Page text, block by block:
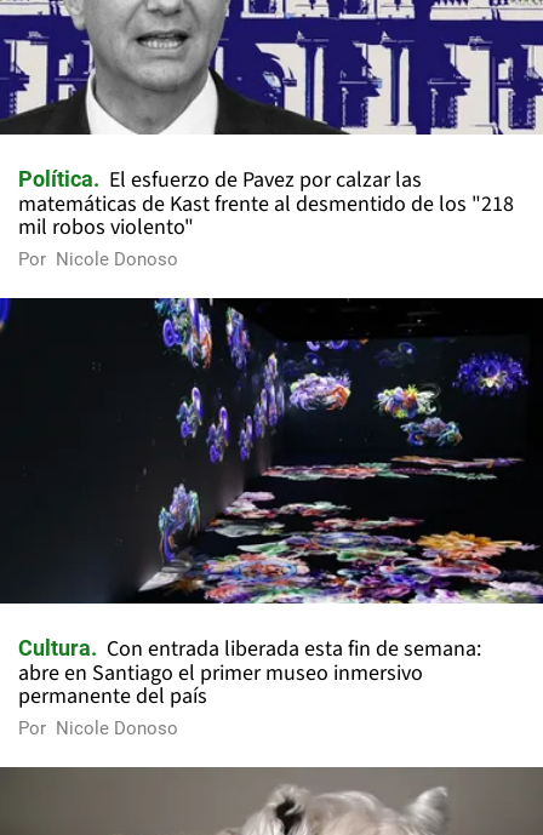
Política
El esfuerzo de Pavez por calzar las
matemáticas de Kast frente al desmentido de los "218
mil robos violento"
Por Nicole Donoso
Cultura
Con entrada liberada esta fin de semana:
abre en Santiago el primer museo inmersivo
permanente del país
Por Nicole Donoso